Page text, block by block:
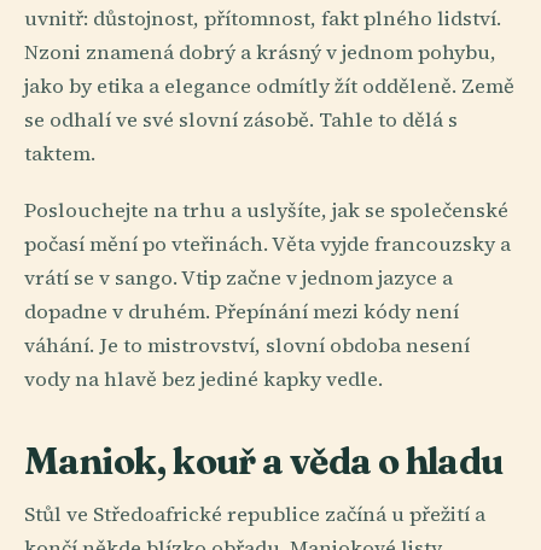
uvnitř: důstojnost, přítomnost, fakt plného lidství.
Nzoni znamená dobrý a krásný v jednom pohybu,
jako by etika a elegance odmítly žít odděleně. Země
se odhalí ve své slovní zásobě. Tahle to dělá s
taktem.
Poslouchejte na trhu a uslyšíte, jak se společenské
počasí mění po vteřinách. Věta vyjde francouzsky a
vrátí se v sango. Vtip začne v jednom jazyce a
dopadne v druhém. Přepínání mezi kódy není
váhání. Je to mistrovství, slovní obdoba nesení
vody na hlavě bez jediné kapky vedle.
Maniok, kouř a věda o hladu
Stůl ve Středoafrické republice začíná u přežití a